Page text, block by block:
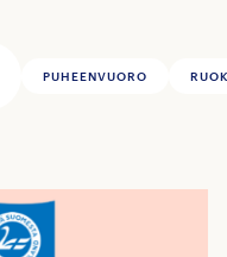
PUHEENVUORO